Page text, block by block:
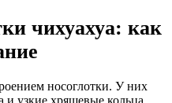
чихуахуа: как
носоглотки. У них
и узкие хрящевые кольца